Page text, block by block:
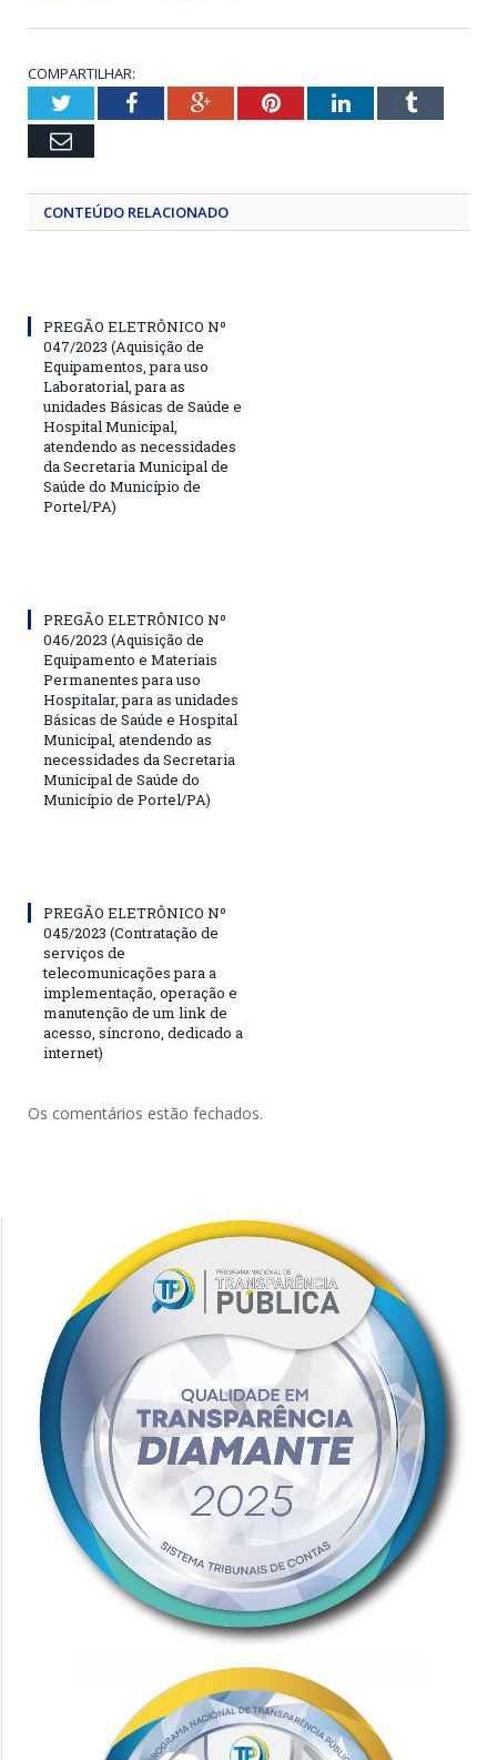
COMPARTILHAR:
TwitterFacebookGoogle+PinterestLinkedInTumblr
Email
CONTEÚDO RELACIONADO
PREGÃO ELETRÔNICO Nº
047/2023 (Aquisição de
Equipamentos, para uso
Laboratorial, para as
unidades Básicas de Saúde e
Hospital Municipal,
atendendo as necessidades
da Secretaria Municipal de
Saúde do Município de
Portel/PA)
PREGÃO ELETRÔNICO Nº
046/2023 (Aquisição de
Equipamento e Materiais
Permanentes para uso
Hospitalar, para as unidades
Básicas de Saúde e Hospital
Municipal, atendendo as
necessidades da Secretaria
Municipal de Saúde do
Município de Portel/PA)
PREGÃO ELETRÔNICO Nº
045/2023 (Contratação de
serviços de
telecomunicações para a
implementação, operação e
manutenção de um link de
acesso, síncrono, dedicado a
internet)
Os comentários estão fechados.